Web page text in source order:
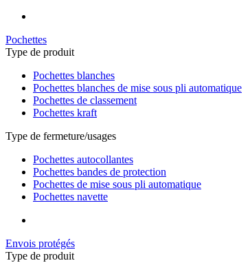
Pochettes
Type de produit
Pochettes blanches
Pochettes blanches de mise sous pli automatique
Pochettes de classement
Pochettes kraft
Type de fermeture/usages
Pochettes autocollantes
Pochettes bandes de protection
Pochettes de mise sous pli automatique
Pochettes navette
Envois protégés
Type de produit